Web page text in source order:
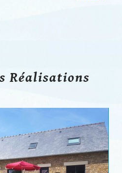
Réalisations